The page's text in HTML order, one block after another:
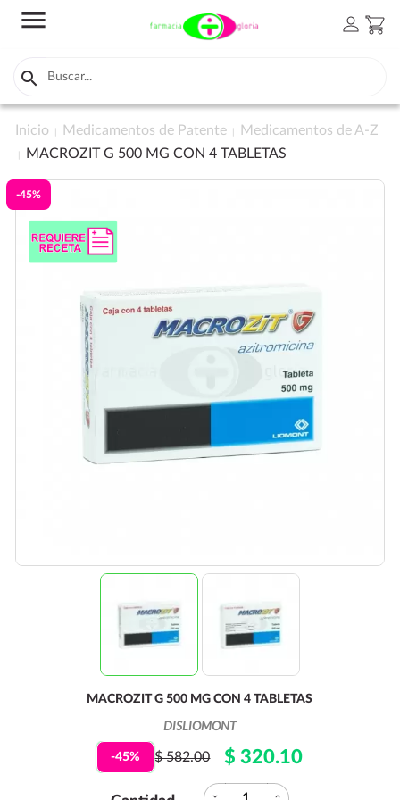
menu person shopping_cart

Inicio Medicamentos de Patente
Medicamentos de A-Z
MACROZIT G 500 MG CON 4 TABLETAS
-45%
MACROZIT G 500 MG CON 4 TABLETAS
DISLIOMONT
-45% $ 582.00 $ 320.10
expand_more expand_less